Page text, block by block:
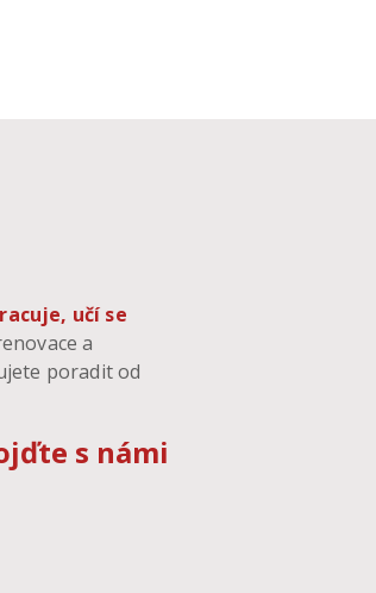
učí se
a
poradit od
s námi